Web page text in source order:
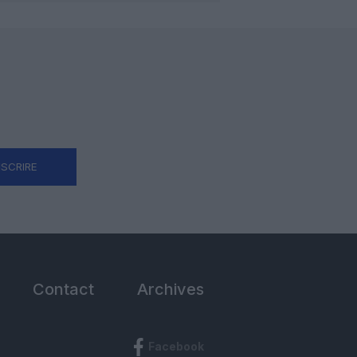
Contact Archives